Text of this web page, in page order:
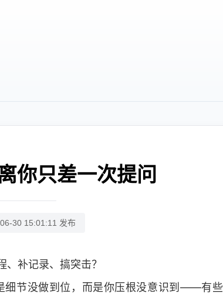
你只差一次提问
30 15:01:11 发布
、补记录、搞突击？
细节没做到位，而是你压根没意识到——有些